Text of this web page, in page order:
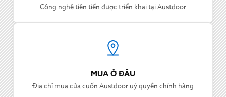
Công nghệ tiên tiến được triển khai tại Austdoor
MUA Ở ĐÂU
Địa chỉ mua cửa cuốn Austdoor uỷ quyền chính hãng